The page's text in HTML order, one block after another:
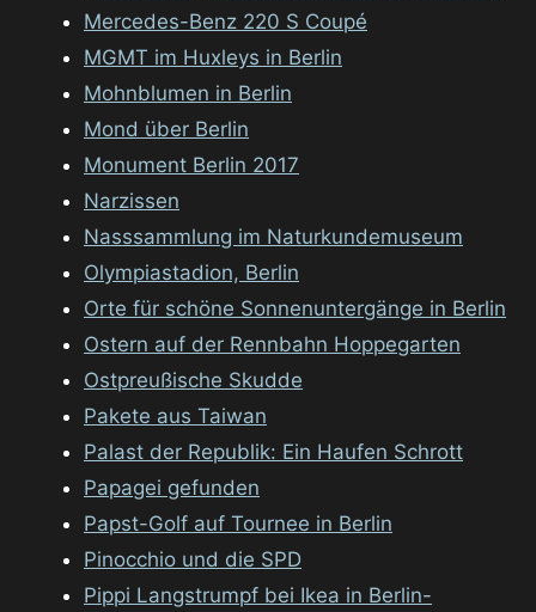
Mercedes-Benz 220 S Coupé
MGMT im Huxleys in Berlin
Mohnblumen in Berlin
Mond über Berlin
Monument Berlin 2017
Narzissen
Nasssammlung im Naturkundemuseum
Olympiastadion, Berlin
Orte für schöne Sonnenuntergänge in Berlin
Ostern auf der Rennbahn Hoppegarten
Ostpreußische Skudde
Pakete aus Taiwan
Palast der Republik: Ein Haufen Schrott
Papagei gefunden
Papst-Golf auf Tournee in Berlin
Pinocchio und die SPD
Pippi Langstrumpf bei Ikea in Berlin-